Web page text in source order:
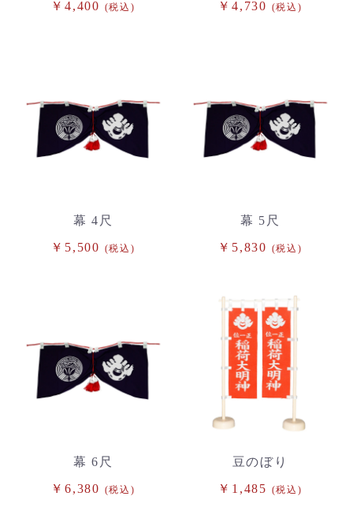
￥4,400 (税込)
￥4,730 (税込)
幕 4尺
￥5,500 (税込)
幕 5尺
￥5,830 (税込)
幕 6尺
￥6,380 (税込)
豆のぼり
￥1,485 (税込)